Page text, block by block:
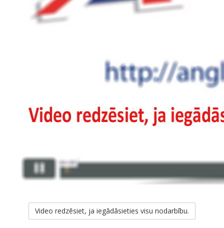
Video redzēsiet, ja iegādāsieties visu nodarbību.